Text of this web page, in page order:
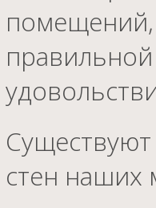
помещений,
стен наших